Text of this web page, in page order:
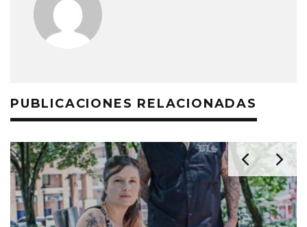
PUBLICACIONES RELACIONADAS